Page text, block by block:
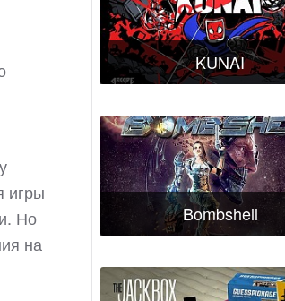
игры
Но
на
KUNAI
Bombshell